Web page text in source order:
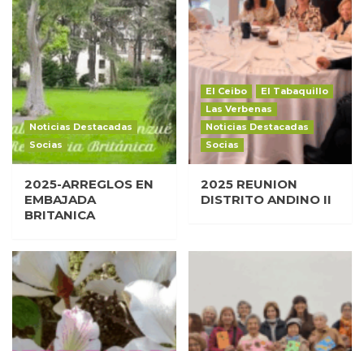
Noticias Destacadas
Socias
2025-ARREGLOS EN
EMBAJADA
BRITANICA
El Ceibo
El Tabaquillo
Las Verbenas
Noticias Destacadas
Socias
2025 REUNION
DISTRITO ANDINO II